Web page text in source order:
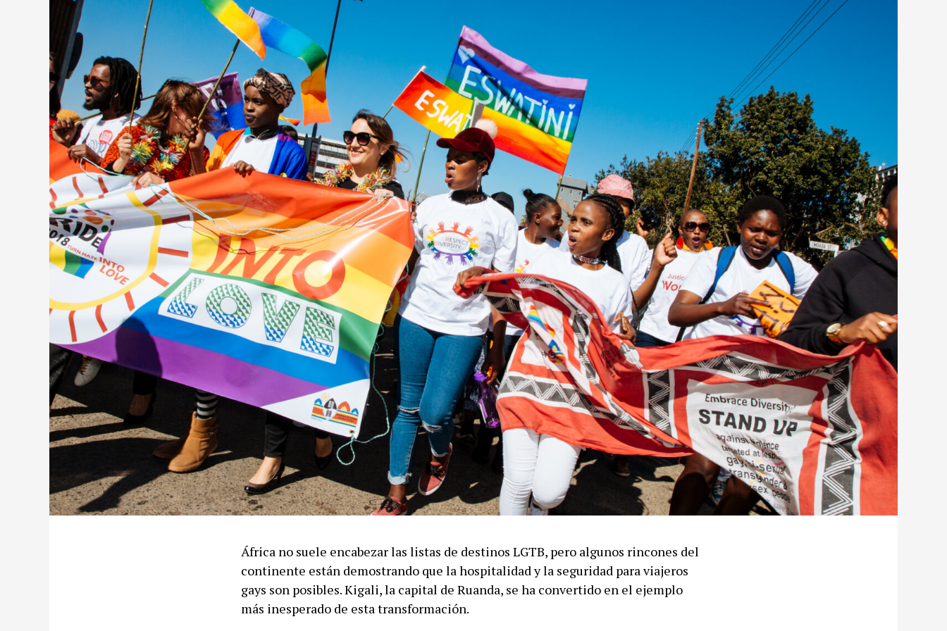
África no suele encabezar las listas de destinos LGTB, pero algunos rincones del
continente están demostrando que la hospitalidad y la seguridad para viajeros
gays son posibles. Kigali, la capital de Ruanda, se ha convertido en el ejemplo
más inesperado de esta transformación.